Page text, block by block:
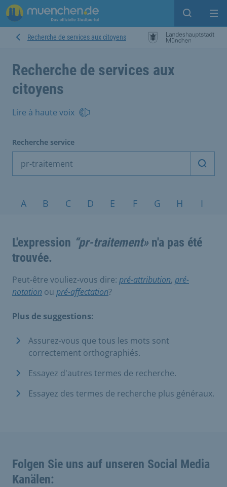
Open
Recherche de services aux citoyens
Recherche de services aux
citoyens
Lire à haute voix
Recherche service
Sujets de A à Z
A B C D E F G H I
L'expression “pr-traitement» n'a pas été
trouvée.
Peut-être vouliez-vous dire: pré-attribution, pré-
notation ou pré-affectation?
Plus de suggestions:
Assurez-vous que tous les mots sont
correctement orthographiés.
Essayez d'autres termes de recherche.
Essayez des termes de recherche plus généraux.
Folgen Sie uns auf unseren Social Media
Kanälen: